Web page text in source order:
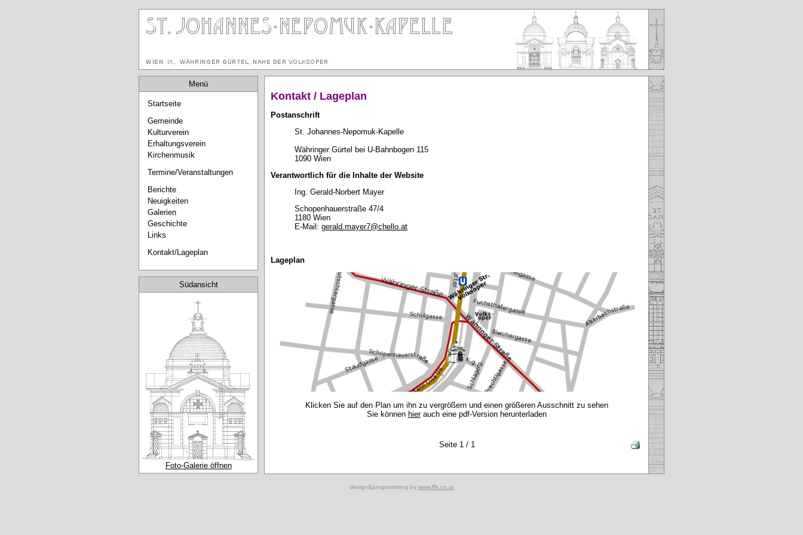
Menü
Startseite
Gemeinde
Kulturverein
Erhaltungsverein
Kirchenmusik
Termine/Veranstaltungen
Berichte
Neuigkeiten
Galerien
Geschichte
Links
Kontakt/Lageplan
Südansicht
Foto-Galerie öffnen
Kontakt / Lageplan
Postanschrift
St. Johannes-Nepomuk-Kapelle
Währinger Gürtel bei U-Bahnbogen 115
1090 Wien
Verantwortlich für die Inhalte der Website
Ing. Gerald-Norbert Mayer
Schopenhauerstraße 47/4
1180 Wien
E-Mail: gerald.mayer7@chello.at
Lageplan
Klicken Sie auf den Plan um ihn zu vergrößern und einen größeren Ausschnitt zu sehen
Sie können hierauch eine pdf-Version herunterladen
Seite 1 / 1
design&programming by www.ffk.co.at